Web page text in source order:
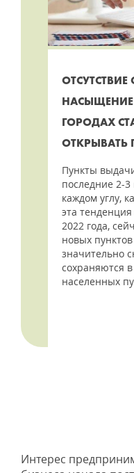
ГОРОДАХ
ОТКРЫВАТЬ
Пункты
последние 2-3
каждом углу,
эта
2022 года,
новых
значительно
сохраняются
населенных
Интерес